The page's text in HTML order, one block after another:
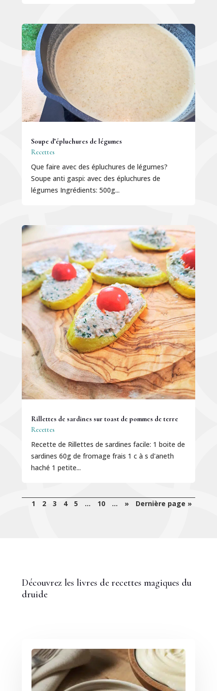
Soupe d’épluchures de légumes
Recettes
Que faire avec des épluchures de légumes?
Soupe anti gaspi: avec des épluchures de
légumes Ingrédients: 500g...
Rillettes de sardines sur toast de pommes de terre
Recettes
Recette de Rillettes de sardines facile: 1 boite de
sardines 60g de fromage frais 1 c à s d'aneth
haché 1 petite...
1 2 3 4 5 … 10 … » Dernière page »
Découvrez les livres de recettes magiques du
druide